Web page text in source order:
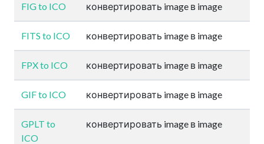
FIG to ICO конвертировать image в image
FITS to ICO конвертировать image в image
FPX to ICO конвертировать image в image
GIF to ICO конвертировать image в image
GPLT to
ICO
конвертировать image в image